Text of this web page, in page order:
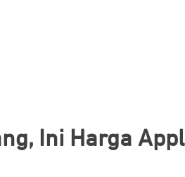
Ini Harga